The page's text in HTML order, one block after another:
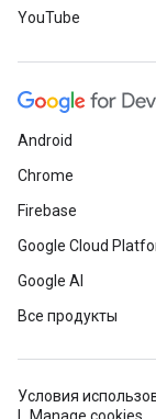
YouTube
Android
Chrome
Firebase
Google Cloud
Google AI
Все продукты
Условия